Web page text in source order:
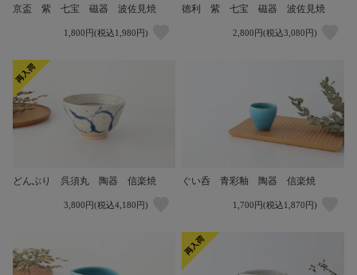
京盃 紫 七宝 磁器 波佐見焼
1,800円(税込1,980円)
徳利 紫 七宝 磁器 波佐見焼
2,800円(税込3,080円)
どんぶり 呉須丸 陶器 信楽焼
3,800円(税込4,180円)
ぐい呑 青彩釉 陶器 信楽焼
1,700円(税込1,870円)